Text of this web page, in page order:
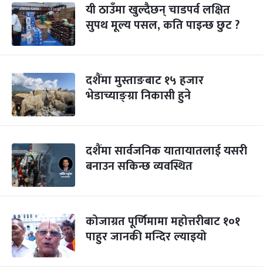
यी ठाउँमा खुल्दैछन् चाडपर्व लक्षित
सुपथ मूल्य पसल, कति पाइन्छ छुट ?
दशैंमा मुस्ताङबाट १५ हजार
भेडाच्याङ्ग्रा निकासी हुने
दशैंमा सार्वजनिक यातायातलाई यसरी
बनाउन सकिन्छ व्यवस्थित
कोजाग्रत पूर्णिमामा महोत्तरीबाट १०१
पाहुर जानकी मन्दिर ल्याइयो